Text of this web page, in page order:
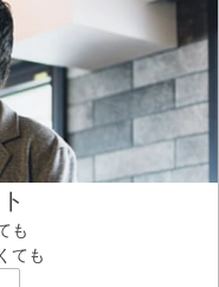
も
ても